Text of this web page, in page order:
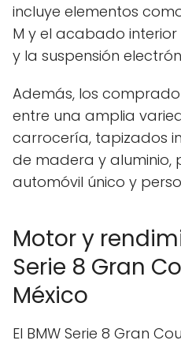
incluye elementos
M y el acabado
y la suspensión
Además, los
entre una amplia
carrocería, tapizados
de madera y aluminio,
automóvil único y
Motor y
Serie 8 Gran
México
El BMW Serie 8 Gran